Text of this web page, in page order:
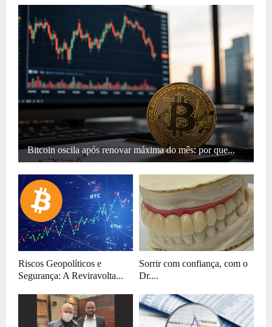
Bitcoin oscila após renovar máxima do mês: por que...
Riscos Geopolíticos e
Segurança: A Reviravolta...
Sorrir com confiança, com o
Dr....